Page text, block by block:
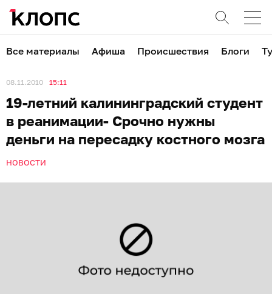
Все материалы Афиша Происшествия Блоги
08.11.2010 15:11
19-летний калининградский студент
в реанимации- Cрочно нужны
деньги на пересадку костного мозга
НОВОСТИ